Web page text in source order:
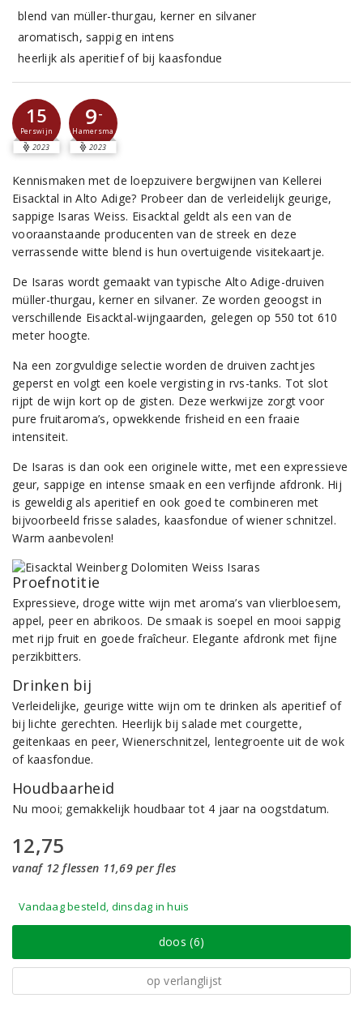
blend van müller-thurgau, kerner en silvaner
aromatisch, sappig en intens
heerlijk als aperitief of bij kaasfondue
15
Perswijn
2023
9-
Hamersma
2023
Kennismaken met de loepzuivere bergwijnen van Kellerei
Eisacktal in Alto Adige? Probeer dan de verleidelijk geurige,
sappige Isaras Weiss. Eisacktal geldt als een van de
vooraanstaande producenten van de streek en deze
verrassende witte blend is hun overtuigende visitekaartje.
De Isaras wordt gemaakt van typische Alto Adige-druiven
müller-thurgau, kerner en silvaner. Ze worden geoogst in
verschillende Eisacktal-wijngaarden, gelegen op 550 tot 610
meter hoogte.
Na een zorgvuldige selectie worden de druiven zachtjes
geperst en volgt een koele vergisting in rvs-tanks. Tot slot
rijpt de wijn kort op de gisten. Deze werkwijze zorgt voor
pure fruitaroma’s, opwekkende frisheid en een fraaie
intensiteit.
De Isaras is dan ook een originele witte, met een expressieve
geur, sappige en intense smaak en een verfijnde afdronk. Hij
is geweldig als aperitief en ook goed te combineren met
bijvoorbeeld frisse salades, kaasfondue of wiener schnitzel.
Warm aanbevolen!
Proefnotitie
Expressieve, droge witte wijn met aroma’s van vlierbloesem,
appel, peer en abrikoos. De smaak is soepel en mooi sappig
met rijp fruit en goede fraîcheur. Elegante afdronk met fijne
perzikbitters.
Drinken bij
Verleidelijke, geurige witte wijn om te drinken als aperitief of
bij lichte gerechten. Heerlijk bij salade met courgette,
geitenkaas en peer, Wienerschnitzel, lentegroente uit de wok
of kaasfondue.
Houdbaarheid
Nu mooi; gemakkelijk houdbaar tot 4 jaar na oogstdatum.
12,75
vanaf 12 flessen 11,69 per fles
Vandaag besteld, dinsdag in huis
doos (6)
op verlanglijst